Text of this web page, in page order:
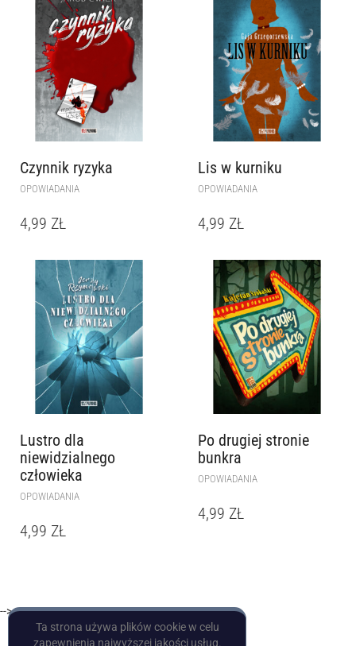
Czynnik ryzyka
OPOWIADANIA
4,99 ZŁ
Lis w kurniku
OPOWIADANIA
4,99 ZŁ
Lustro dla
niewidzialnego
człowieka
OPOWIADANIA
4,99 ZŁ
Po drugiej stronie
bunkra
OPOWIADANIA
4,99 ZŁ
-->
Ta strona używa plików cookie w celu
zapewnienia najwyższej jakości usług.